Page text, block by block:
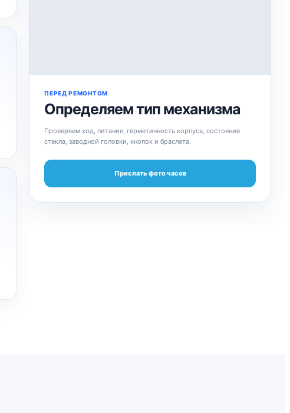
ПЕРЕД РЕМОНТОМ
Определяем тип механизма
Проверяем ход, питание, герметичность корпуса, состояние
стекла, заводной головки, кнопок и браслета.
Прислать фото часов